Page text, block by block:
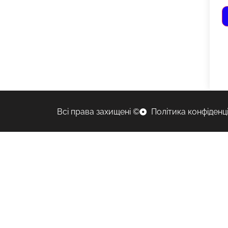
Всі права захищені © Політика